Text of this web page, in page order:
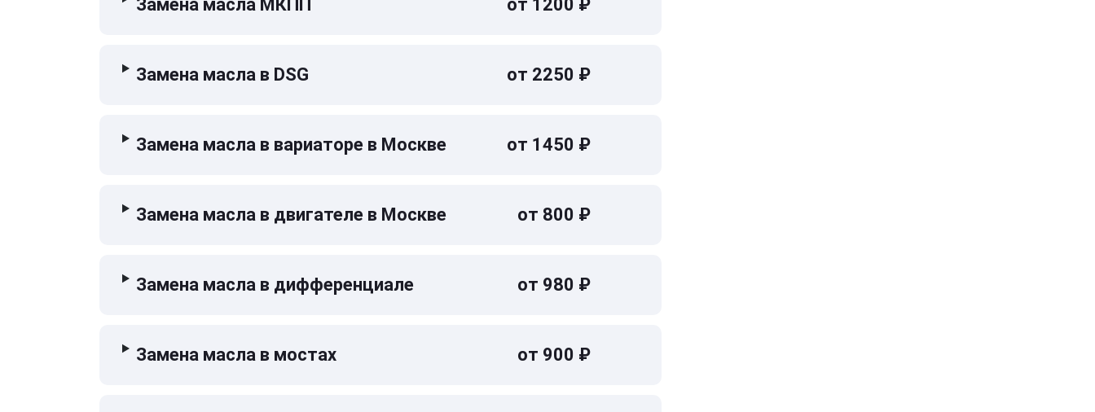
Замена масла МКПП от 1200 ₽
Замена масла в DSG от 2250 ₽
Замена масла в вариаторе в Москве от 1450 ₽
Замена масла в двигателе в Москве от 800 ₽
Замена масла в дифференциале от 980 ₽
Замена масла в мостах от 900 ₽